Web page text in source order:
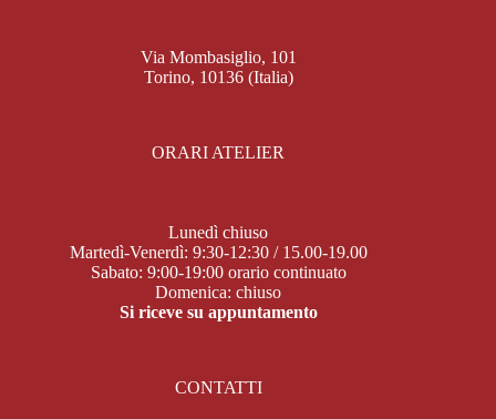
Via Mombasiglio, 101
Torino, 10136 (Italia)
ORARI ATELIER
Lunedì chiuso
Martedì-Venerdì: 9:30-12:30 / 15.00-19.00
Sabato: 9:00-19:00 orario continuato
Domenica: chiuso
Si riceve su appuntamento
CONTATTI